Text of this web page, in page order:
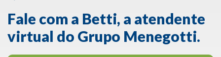
Fale com a Betti, a atendente
virtual do Grupo Menegotti.